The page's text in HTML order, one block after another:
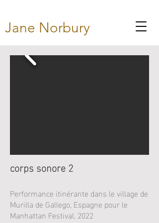
Jane Norbury
corps sonore 2
Performance itinérante dans le village de
Murilla de Gallego, Espagne pour le
Manhattan Festival, 2022